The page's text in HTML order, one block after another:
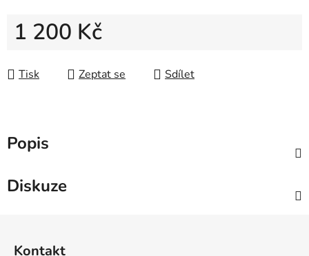
1 200 Kč
Tisk
Zeptat se Sdílet
Popis
Diskuze
Kontakt